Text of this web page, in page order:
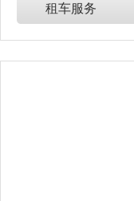
租车服务